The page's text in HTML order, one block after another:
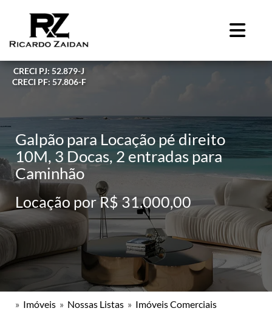
CRECI PJ: 52.879-J
CRECI PF: 57.806-F
Galpão para Locação pé direito
10M, 3 Docas, 2 entradas para
Caminhão
Locação por R$ 31.000,00
» Imóveis » Nossas Listas » Imóveis Comerciais